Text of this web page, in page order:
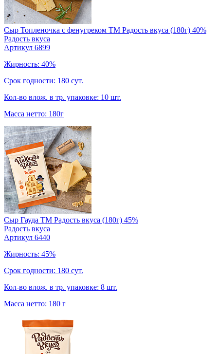
Сыр Топленочка с фенугреком ТМ Радость вкуса (180г) 40%
Радость вкуса
Артикул 6899
Жирность: 40%
Срок годности: 180 сут.
Кол-во влож. в тр. упаковке: 10 шт.
Масса нетто: 180г
Сыр Гауда TM Радость вкуса (180г) 45%
Радость вкуса
Артикул 6440
Жирность: 45%
Срок годности: 180 сут.
Кол-во влож. в тр. упаковке: 8 шт.
Масса нетто: 180 г